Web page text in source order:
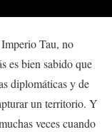
Tau, no
es bien sabido que
diplomáticas y de
un territorio. Y
veces cuando